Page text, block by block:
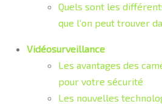
Quels sont les
que l’on peut trouver
Vidéosurveillance
Les avantages des
pour votre sécurité
Les nouvelles